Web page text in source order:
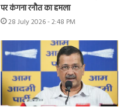
पर कंगना रनौत का हमला
28 July 2026 - 2:48 PM